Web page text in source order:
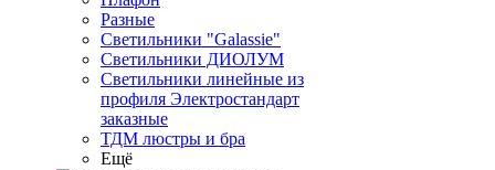
Разные
Светильники "Galassie"
Светильники ДИОЛУМ
Светильники линейные из
профиля Электростандарт
заказные
ТДМ люстры и бра
Ещё